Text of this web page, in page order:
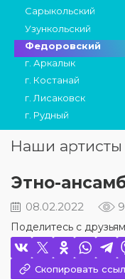
Сарыкольский
Узункольский
Федоровский
г. Аркалык
г. Костанай
г. Лисаковск
г. Рудный
Наши артисты
Этно-
08.02.2022
Поделитесь с
Скопировать